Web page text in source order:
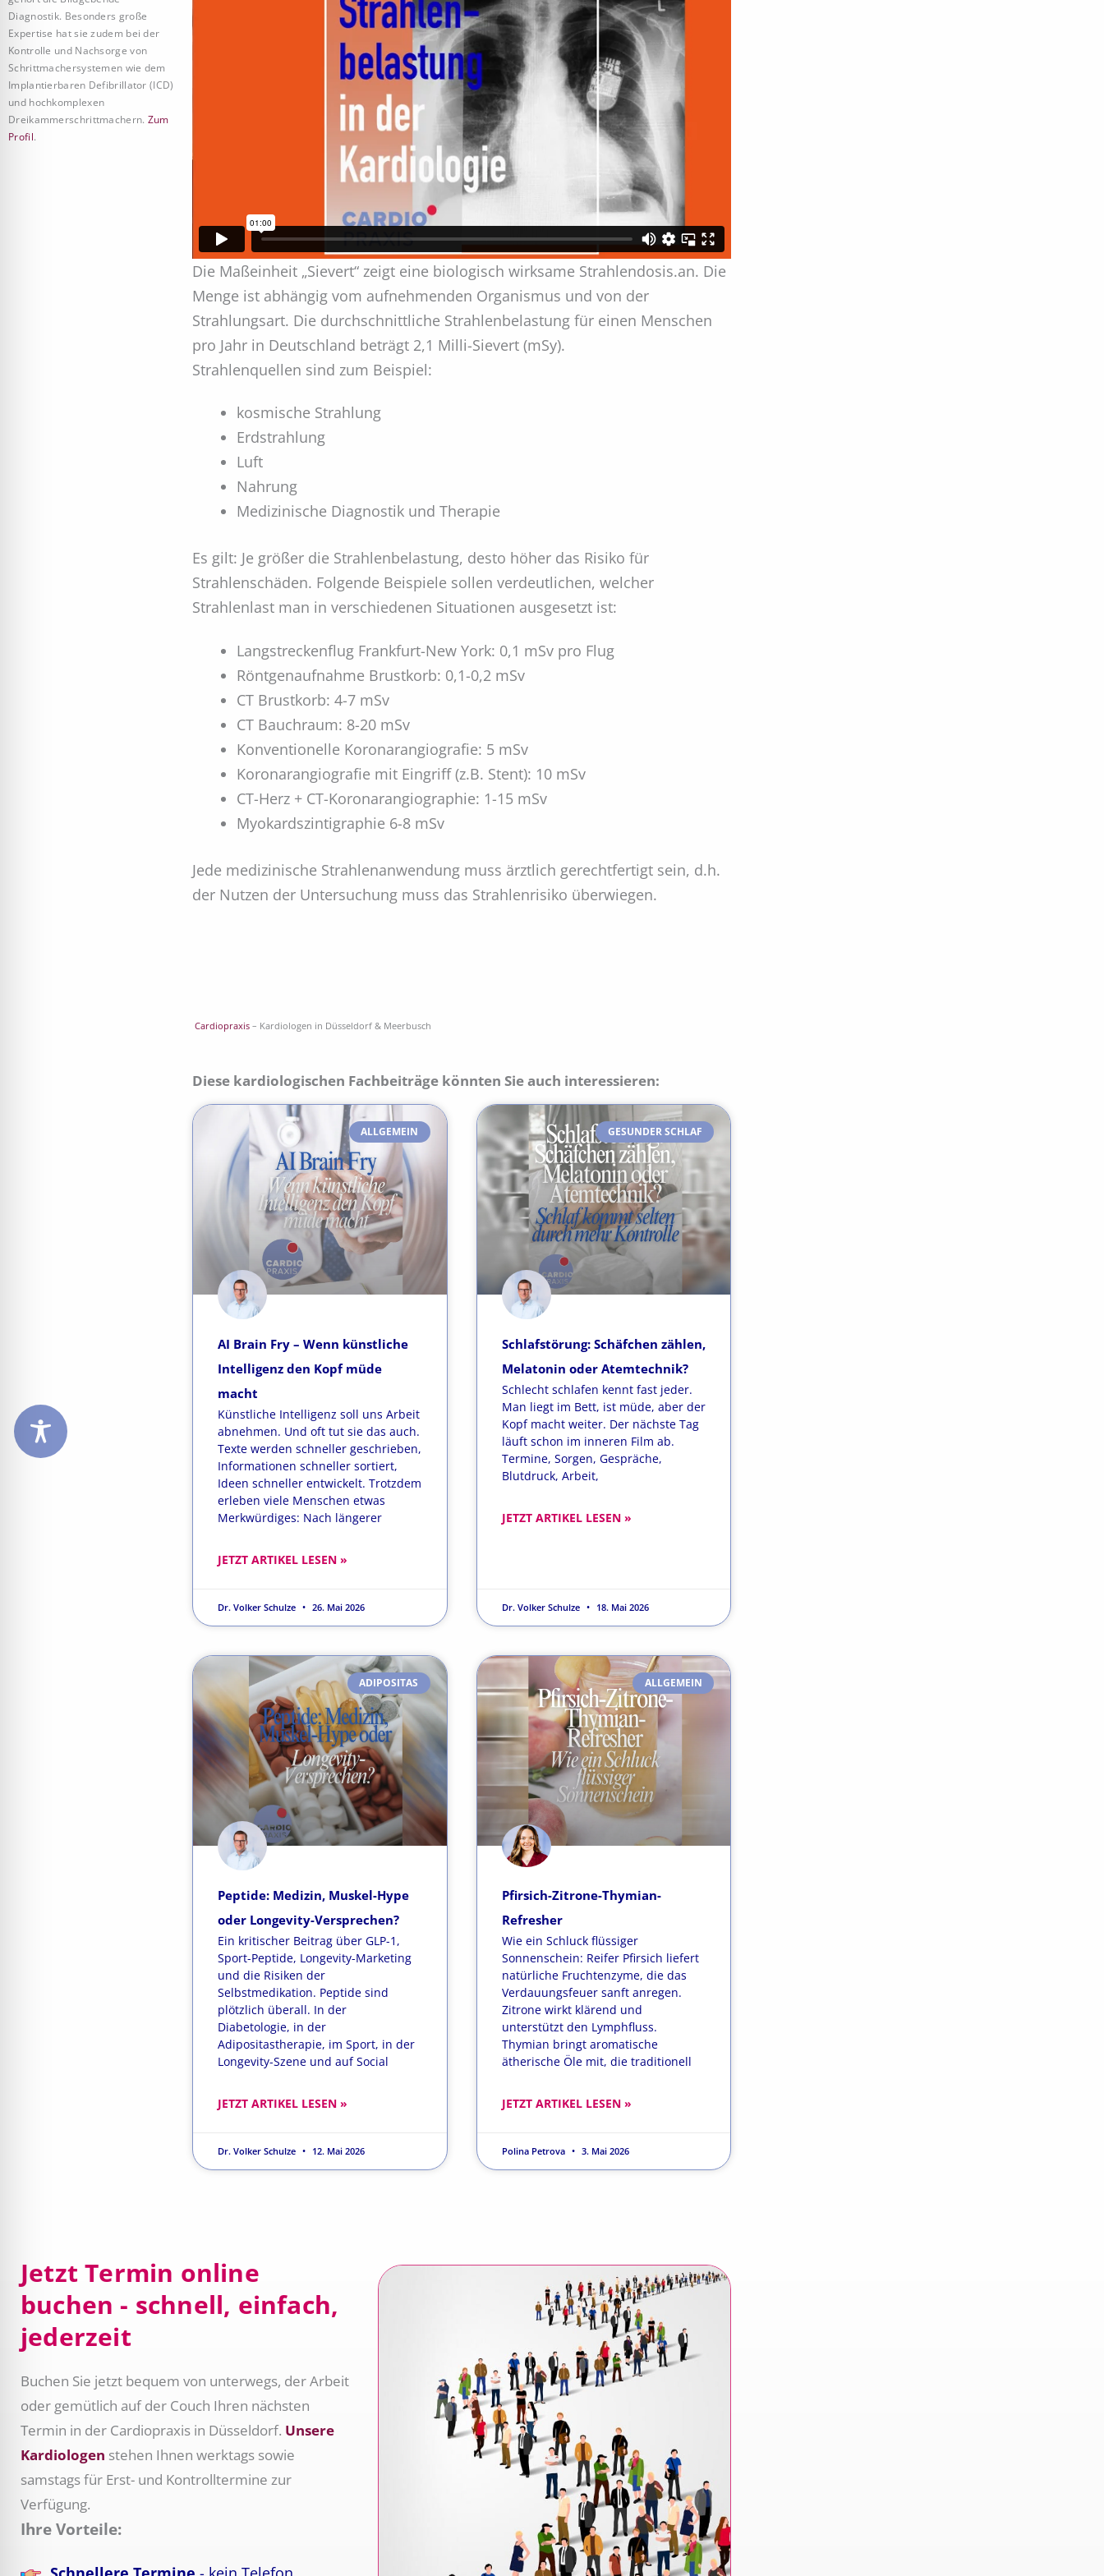
Diagnostik. Besonders große
Expertise hat sie zudem bei der
Kontrolle und Nachsorge von
Schrittmachersystemen wie dem
Implantierbaren Defibrillator (ICD)
und hochkomplexen
Dreikammerschrittmachern. Zum
Profil.
Die Maßeinheit „Sievert“ zeigt eine biologisch wirksame Strahlendosis.an. Die
Menge ist abhängig vom aufnehmenden Organismus und von der
Strahlungsart. Die durchschnittliche Strahlenbelastung für einen Menschen
pro Jahr in Deutschland beträgt 2,1 Milli-Sievert (mSy).
Strahlenquellen sind zum Beispiel:
kosmische Strahlung
Erdstrahlung
Luft
Nahrung
Medizinische Diagnostik und Therapie
Es gilt: Je größer die Strahlenbelastung, desto höher das Risiko für
Strahlenschäden. Folgende Beispiele sollen verdeutlichen, welcher
Strahlenlast man in verschiedenen Situationen ausgesetzt ist:
Langstreckenflug Frankfurt-New York: 0,1 mSv pro Flug
Röntgenaufnahme Brustkorb: 0,1-0,2 mSv
CT Brustkorb: 4-7 mSv
CT Bauchraum: 8-20 mSv
Konventionelle Koronarangiografie: 5 mSv
Koronarangiografie mit Eingriff (z.B. Stent): 10 mSv
CT-Herz + CT-Koronarangiographie: 1-15 mSv
Myokardszintigraphie 6-8 mSv
Jede medizinische Strahlenanwendung muss ärztlich gerechtfertigt sein, d.h.
der Nutzen der Untersuchung muss das Strahlenrisiko überwiegen.
Cardiopraxis – Kardiologen in Düsseldorf & Meerbusch
Diese kardiologischen Fachbeiträge könnten Sie auch interessieren:
ALLGEMEIN
AI Brain Fry – Wenn künstliche
Intelligenz den Kopf müde
macht
Künstliche Intelligenz soll uns Arbeit
abnehmen. Und oft tut sie das auch.
Texte werden schneller geschrieben,
Informationen schneller sortiert,
Ideen schneller entwickelt. Trotzdem
erleben viele Menschen etwas
Merkwürdiges: Nach längerer
JETZT ARTIKEL LESEN »
Dr. Volker Schulze 26. Mai 2026
GESUNDER SCHLAF
Schlafstörung: Schäfchen zählen,
Melatonin oder Atemtechnik?
Schlecht schlafen kennt fast jeder.
Man liegt im Bett, ist müde, aber der
Kopf macht weiter. Der nächste Tag
läuft schon im inneren Film ab.
Termine, Sorgen, Gespräche,
Blutdruck, Arbeit,
JETZT ARTIKEL LESEN »
Dr. Volker Schulze 18. Mai 2026
ADIPOSITAS
Peptide: Medizin, Muskel-Hype
oder Longevity-Versprechen?
Ein kritischer Beitrag über GLP-1,
Sport-Peptide, Longevity-Marketing
und die Risiken der
Selbstmedikation. Peptide sind
plötzlich überall. In der
Diabetologie, in der
Adipositastherapie, im Sport, in der
Longevity-Szene und auf Social
JETZT ARTIKEL LESEN »
Dr. Volker Schulze 12. Mai 2026
ALLGEMEIN
Pfirsich-Zitrone-Thymian-
Refresher
Wie ein Schluck flüssiger
Sonnenschein: Reifer Pfirsich liefert
natürliche Fruchtenzyme, die das
Verdauungsfeuer sanft anregen.
Zitrone wirkt klärend und
unterstützt den Lymphfluss.
Thymian bringt aromatische
ätherische Öle mit, die traditionell
JETZT ARTIKEL LESEN »
Polina Petrova 3. Mai 2026
Jetzt Termin online
buchen - schnell, einfach,
jederzeit
Buchen Sie jetzt bequem von unterwegs, der Arbeit
oder gemütlich auf der Couch Ihren nächsten
Termin in der Cardiopraxis in Düsseldorf. Unsere
Kardiologen stehen Ihnen werktags sowie
samstags für Erst- und Kontrolltermine zur
Verfügung.
Ihre Vorteile: